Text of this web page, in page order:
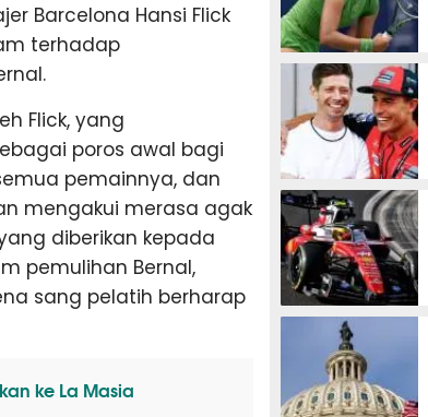
Barcelona Hansi Flick
terhadap
Flick, yang
poros awal bagi
pemainnya, dan
mengakui merasa agak
diberikan kepada
pemulihan Bernal,
sang pelatih berharap
ke La Masia
TENIS
MOTOGP
F1